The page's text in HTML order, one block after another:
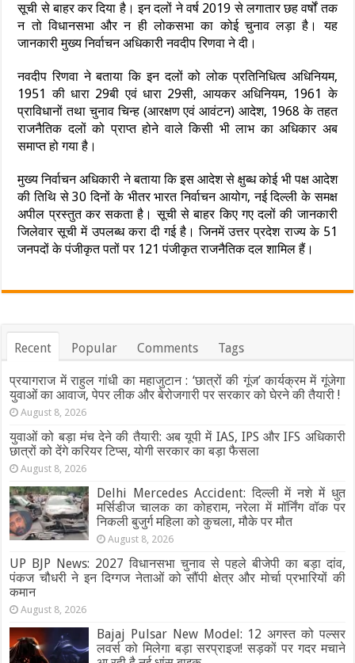
सूची से बाहर कर दिया है। इन दलों ने वर्ष 2019 से लगातार छह वर्षों तक
न तो विधानसभा और न ही लोकसभा का कोई चुनाव लड़ा है। यह
जानकारी मुख्य निर्वाचन अधिकारी नवदीप रिणवा ने दी।
नवदीप रिणवा ने बताया कि इन दलों को लोक प्रतिनिधित्व अधिनियम,
1951 की धारा 29बी एवं धारा 29सी, आयकर अधिनियम, 1961 के
प्राविधानों तथा चुनाव चिन्ह (आरक्षण एवं आवंटन) आदेश, 1968 के तहत
राजनैतिक दलों को प्राप्त होने वाले किसी भी लाभ का अधिकार अब
समाप्त हो गया है।
मुख्य निर्वाचन अधिकारी ने बताया कि इस आदेश से क्षुब्ध कोई भी पक्ष आदेश
की तिथि से 30 दिनों के भीतर भारत निर्वाचन आयोग, नई दिल्ली के समक्ष
अपील प्रस्तुत कर सकता है। सूची से बाहर किए गए दलों की जानकारी
जिलेवार सूची में उपलब्ध करा दी गई है। जिनमें उत्तर प्रदेश राज्य के 51
जनपदों के पंजीकृत पतों पर 121 पंजीकृत राजनैतिक दल शामिल हैं।
Recent Popular Comments Tags
प्रयागराज में राहुल गांधी का महाजुटान : ‘छात्रों की गूंज’ कार्यक्रम में गूंजेगा
युवाओं का आवाज, पेपर लीक और बेरोजगारी पर सरकार को घेरने की तैयारी !
August 8, 2026
युवाओं को बड़ा मंच देने की तैयारी: अब यूपी में IAS, IPS और IFS अधिकारी
छात्रों को देंगे करियर टिप्स, योगी सरकार का बड़ा फैसला
August 8, 2026
Delhi Mercedes Accident: दिल्ली में नशे में धुत
मर्सिडीज चालक का कोहराम, नरेला में मॉर्निंग वॉक पर
निकली बुजुर्ग महिला को कुचला, मौके पर मौत
August 8, 2026
UP BJP News: 2027 विधानसभा चुनाव से पहले बीजेपी का बड़ा दांव,
पंकज चौधरी ने इन दिग्गज नेताओं को सौंपी क्षेत्र और मोर्चा प्रभारियों की
कमान
August 8, 2026
Bajaj Pulsar New Model: 12 अगस्त को पल्सर
लवर्स को मिलेगा बड़ा सरप्राइज! सड़कों पर गदर मचाने